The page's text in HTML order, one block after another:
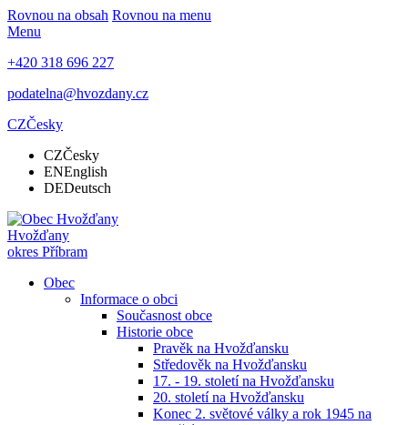
Rovnou na obsah Rovnou na menu
Menu
+420 318 696 227
podatelna@hvozdany.cz
CZČesky
CZČesky
ENEnglish
DEDeutsch
Hvožďany
okres Příbram
Obec
Informace o obci
Současnost obce
Historie obce
Pravěk na Hvožďansku
Středověk na Hvožďansku
17. - 19. století na Hvožďansku
20. století na Hvožďansku
Konec 2. světové války a rok 1945 na